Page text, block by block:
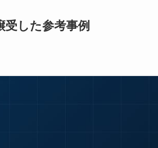
受した参考事例